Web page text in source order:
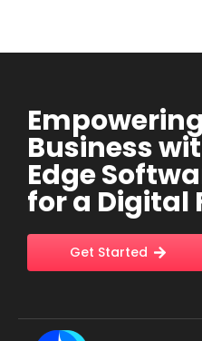
Business
Edge
for a Digital
Get Started